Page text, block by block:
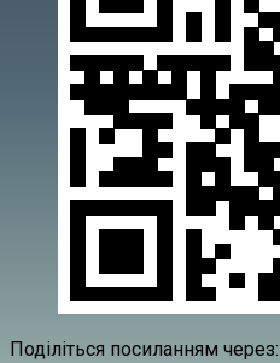
Поділіться посиланням через: